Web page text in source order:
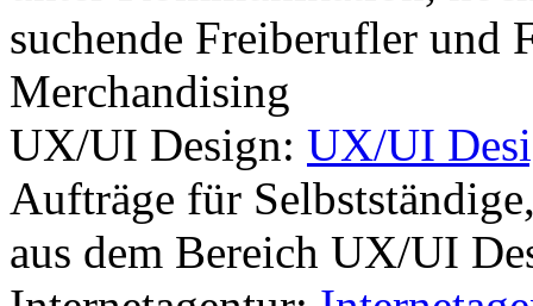
suchende Freiberufler und
Merchandising
UX/UI Design: UX/UI
Aufträge für
aus dem Bereich UX/UI